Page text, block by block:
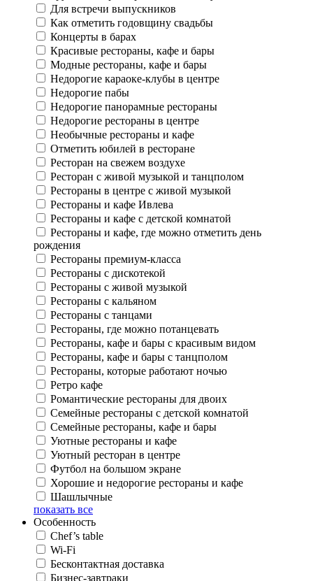
Для встречи выпускников
Как отметить годовщину свадьбы
Концерты в барах
Красивые рестораны, кафе и бары
Модные рестораны, кафе и бары
Недорогие караоке-клубы в центре
Недорогие пабы
Недорогие панорамные рестораны
Недорогие рестораны в центре
Необычные рестораны и кафе
Отметить юбилей в ресторане
Ресторан на свежем воздухе
Ресторан с живой музыкой и танцполом
Рестораны в центре с живой музыкой
Рестораны и кафе Ивлева
Рестораны и кафе с детской комнатой
Рестораны и кафе, где можно отметить день
рождения
Рестораны премиум-класса
Рестораны с дискотекой
Рестораны с живой музыкой
Рестораны с кальяном
Рестораны с танцами
Рестораны, где можно потанцевать
Рестораны, кафе и бары с красивым видом
Рестораны, кафе и бары с танцполом
Рестораны, которые работают ночью
Ретро кафе
Романтические рестораны для двоих
Семейные рестораны с детской комнатой
Семейные рестораны, кафе и бары
Уютные рестораны и кафе
Уютный ресторан в центре
Футбол на большом экране
Хорошие и недорогие рестораны и кафе
Шашлычные
показать все
Особенность
Chef’s table
Wi-Fi
Бесконтактная доставка
Бизнес-завтраки